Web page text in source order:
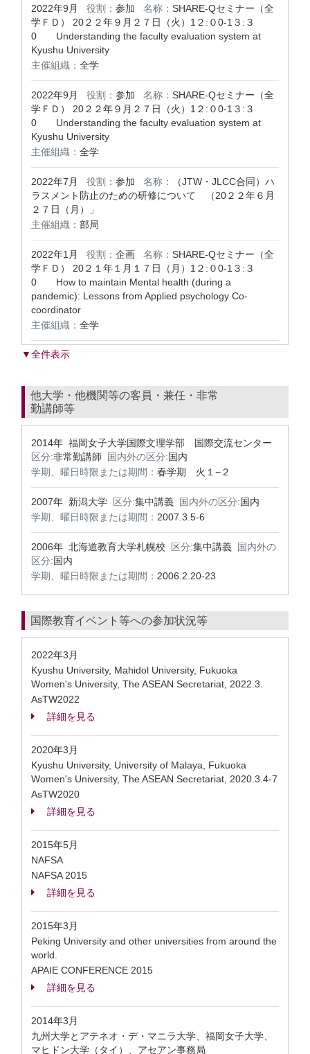
2022年9月 役割： 参加 名称： SHARE-Qセミナー（全
学ＦＤ） 20２２年９月２７日（火）1２:０0-1３:３
0 Understanding the faculty evaluation system at
Kyushu University
主催組織： 全学
2022年9月 役割： 参加 名称： SHARE-Qセミナー（全
学ＦＤ） 20２２年９月２７日（火）1２:０0-1３:３
0 Understanding the faculty evaluation system at
Kyushu University
主催組織： 全学
2022年7月 役割： 参加 名称：
（JTW・JLCC合同）ハ
ラスメント防止のための研修について （20２２年６月
２７日（月）」
主催組織： 部局
2022年1月 役割： 企画 名称： SHARE-Qセミナー（全
学ＦＤ） 20２１年１月１７日（月）1２:０0-1３:３
0 How to maintain Mental health (during a
pandemic): Lessons from Applied psychology Co-
coordinator
主催組織： 全学
▼全件表示
他大学・他機関等の客員・兼任・非常
勤講師等
2014年 福岡女子大学国際文理学部 国際交流センター
区分:非常勤講師 国内外の区分:国内
学期、曜日時限または期間： 春学期 火１−２
2007年 新潟大学 区分:集中講義 国内外の区分:国内
学期、曜日時限または期間： 2007.3.5-6
2006年 北海道教育大学札幌校 区分:集中講義
国内外の
区分:国内
学期、曜日時限または期間： 2006.2.20-23
国際教育イベント等への参加状況等
2022年3月
Kyushu University, Mahidol University, Fukuoka
Women's University, The ASEAN Secretariat, 2022.3.
AsTW2022
詳細を見る
2020年3月
Kyushu University, University of Malaya, Fukuoka
Women's University, The ASEAN Secretariat, 2020.3.4-7
AsTW2020
詳細を見る
2015年5月
NAFSA
NAFSA 2015
詳細を見る
2015年3月
Peking University and other universities from around the
world.
APAIE CONFERENCE 2015
詳細を見る
2014年3月
九州大学とアテネオ・デ・マニラ大学、福岡女子大学、
マヒドン大学（タイ）、アセアン事務局